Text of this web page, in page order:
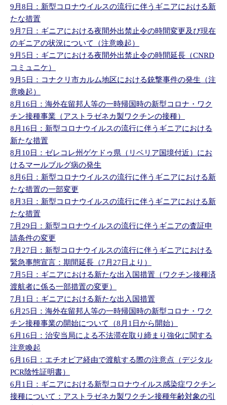
9月8日：新型コロナウイルスの流行に伴うギニアにおける新
たな措置
9月7日：ギニアにおける夜間外出禁止令の時間変更及び現在
のギニアの状況について（注意喚起）
9月5日：ギニアにおける夜間外出禁止令の時間延長（CNRD
コミュニケ）
9月5日：コナクリ市カルム地区における銃撃事件の発生（注
意喚起）
8月16日：海外在留邦人等の一時帰国時の新型コロナ・ワク
チン接種事業（アストラゼネカ製ワクチンの接種）
8月16日：新型コロナウイルスの流行に伴うギニアにおける
新たな措置
8月10日：ゼレコレ州ゲケドゥ県（リベリア国境付近）にお
けるマールブルグ病の発生
8月6日：新型コロナウイルスの流行に伴うギニアにおける新
たな措置の一部変更
8月3日：新型コロナウイルスの流行に伴うギニアにおける新
たな措置
7月29日：新型コロナウイルスの流行に伴うギニアの査証申
請条件の変更
7月27日：新型コロナウイルスの流行に伴うギニアにおける
緊急事態宣言：期間延長（7月27日より）
7月5日：ギニアにおける新たな出入国措置（ワクチン接種済
渡航者に係る一部措置の変更）
7月1日：ギニアにおける新たな出入国措置
6月25日：海外在留邦人等の一時帰国時の新型コロナ・ワク
チン接種事業の開始について（8月1日から開始）
6月16日：治安当局による不法滞在取り締まり強化に関する
注意喚起
6月16日：エチオピア経由で渡航する際の注意点（デジタル
PCR陰性証明書）
6月1日：ギニアにおける新型コロナウイルス感染症ワクチン
接種について：アストラゼネカ製ワクチン接種年齢対象の引